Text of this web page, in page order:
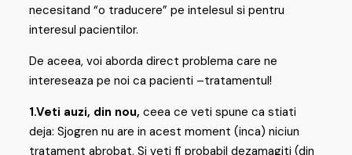
necesitand “o traducere” pe intelesul si pentru
interesul pacientilor.
De aceea, voi aborda direct problema care ne
intereseaza pe noi ca pacienti –tratamentul!
1.Veti auzi, din nou, ceea ce veti spune ca stiati
deja: Sjogren nu are in acest moment (inca) niciun
tratament abrobat. Si veti fi probabil dezamagiti (din